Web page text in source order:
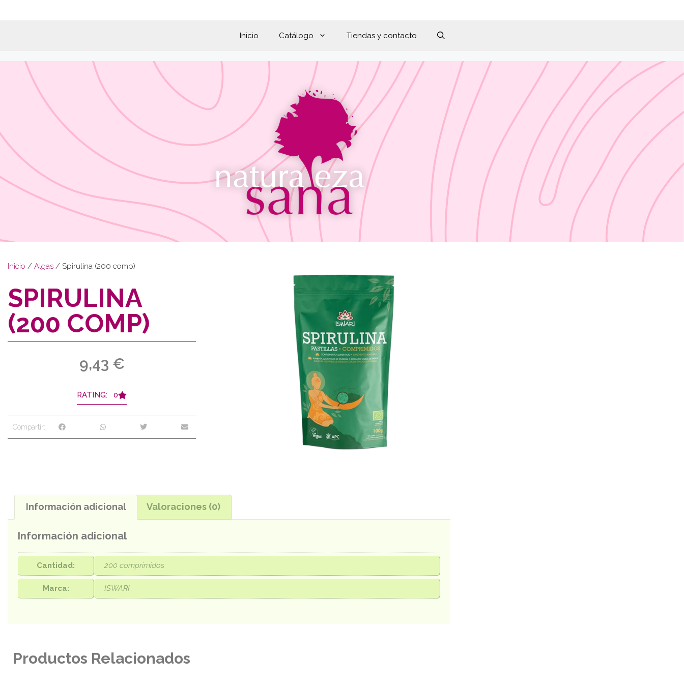
Inicio Catálogo Tiendas y contacto
Inicio / Algas / Spirulina (200 comp)
SPIRULINA
(200 COMP)
9,43 €
RATING: 0
Compartir:
Información adicional Valoraciones (0)
Información adicional
Cantidad: 200 comprimidos
Marca: ISWARI
Productos Relacionados